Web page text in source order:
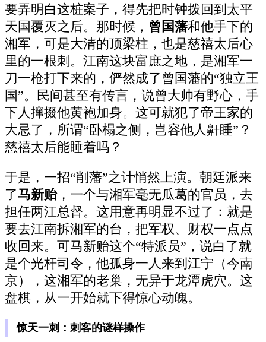
要弄明白这桩案子，得先把时钟拨回到太平
天国覆灭之后。那时候， 曾国藩和他手下的
湘军，可是大清的顶梁柱，也是慈禧太后心
里的一根刺。江南这块富庶之地，是湘军一
刀一枪打下来的，俨然成了曾国藩的“独立王
国”。民间甚至有传言，说曾大帅有野心，手
下人撺掇他黄袍加身。这可就犯了帝王家的
大忌了，所谓“卧榻之侧，岂容他人鼾睡”？
慈禧太后能睡着吗？
于是，一招“削藩”之计悄然上演。朝廷派来
了马新贻，一个与湘军毫无瓜葛的官员，去
担任两江总督。这用意再明显不过了：就是
要去江南拆湘军的台，把军权、财权一点点
收回来。可马新贻这个“特派员”，说白了就
是个光杆司令，他孤身一人来到江宁（今南
京），这湘军的老巢，无异于龙潭虎穴。这
盘棋，从一开始就下得惊心动魄。
惊天一刺：刺客的谜样操作